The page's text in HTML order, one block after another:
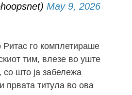
May 9, 2026
го комплетираше
тим, влезе во уште
со што ја забележа
првата титула во ова